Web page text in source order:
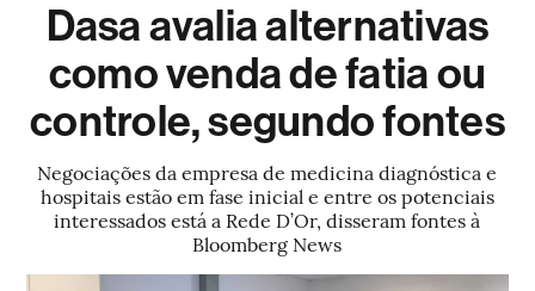
Dasa avalia alternativas
como venda de fatia ou
controle, segundo fontes
Negociações da empresa de medicina diagnóstica e
hospitais estão em fase inicial e entre os potenciais
interessados está a Rede D’Or, disseram fontes à
Bloomberg News